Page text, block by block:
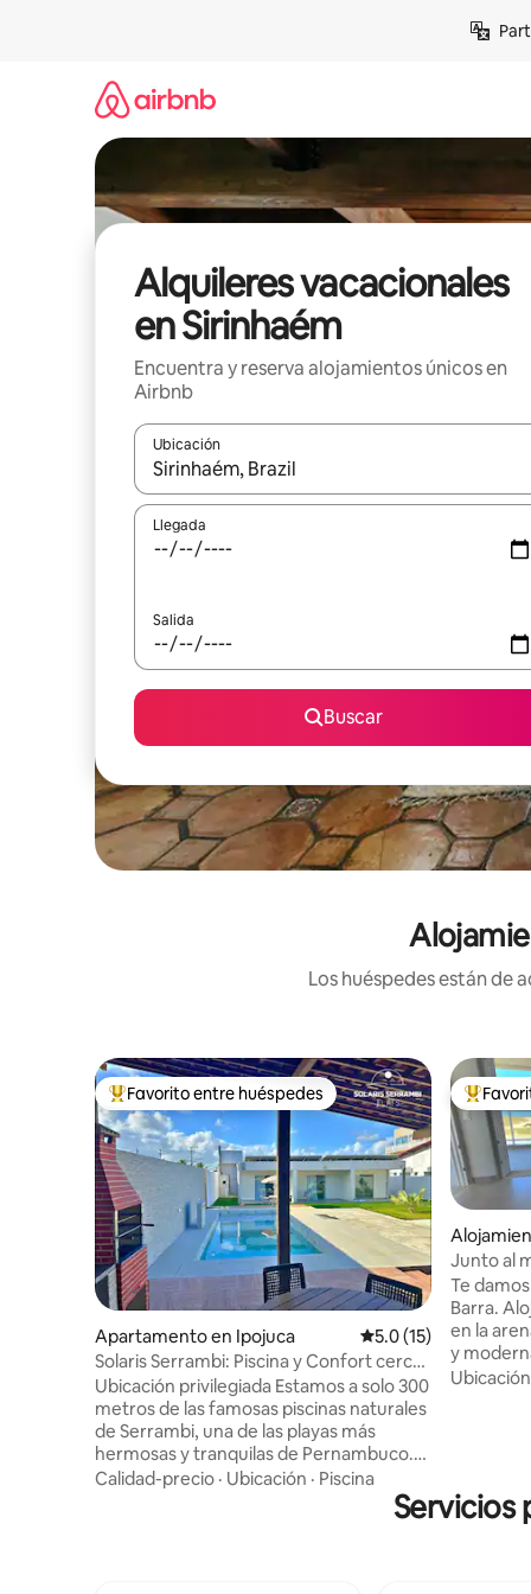
Alquileres vacacionales
en Sirinhaém
Encuentra y reserva alojamientos únicos en
Airbnb
Ubicación
Cuando los resultados estén disponibles,
Llegada
Salida
Buscar
Los huéspedes están de
Favorito entre huéspedes preferido
Favorito entre huéspedes
Apartamento en Ipojuca Calificación
5.0 (15)
Solaris Serrambi: Piscina y Confort cerca
de la playa
Ubicación privilegiada Estamos a solo 300
metros de las famosas piscinas naturales
de Serrambi, una de las playas más
hermosas y tranquilas de Pernambuco.
Esta proximidad te permite disfrutar de
la naturaleza con todas las comodidades,
Calidad-precio · Ubicación · Piscina
haém
Junto al
en la
Te
Barra.
en la
y
grupos y
ocio,
Ubicación
Servicios